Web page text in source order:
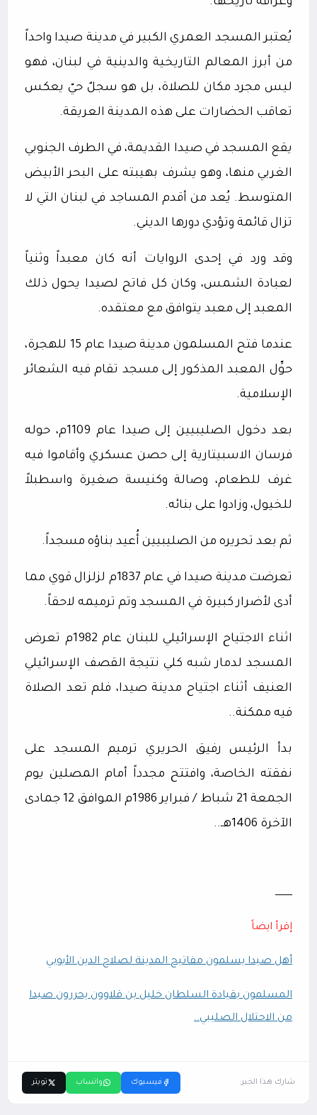
يُعتبر المسجد العمري الكبير في مدينة صيدا واحداً
من أبرز المعالم التاريخية والدينية في لبنان، فهو
ليس مجرد مكان للصلاة، بل هو سجلٌ حيّ يعكس
تعاقب الحضارات على هذه المدينة العريقة.
يقع المسجد في صيدا القديمة، في الطرف الجنوبي
الغربي منها، وهو يشرف بهيبته على البحر الأبيض
المتوسط. يُعد من أقدم المساجد في لبنان التي لا
تزال قائمة وتؤدي دورها الديني.
وقد ورد في إحدى الروايات أنه كان معبداً وثنياً
لعبادة الشمس، وكان كل فاتح لصيدا يحول ذلك
المعبد إلى معبد يتوافق مع معتقده.
عندما فتح المسلمون مدينة صيدا عام 15 للهجرة،
حوِّل المعبد المذكور إلى مسجد تقام فيه الشعائر
الإسلامية.
بعد دخول الصليبيين إلى صيدا عام 1109م، حوله
فرسان الاسبيتارية إلى حصن عسكري وأقاموا فيه
غرف للطعام، وصالة وكنيسة صغيرة واسطبلاً
للخيول، وزادوا على بنائه.
ثم بعد تحريره من الصليبيين أُعيد بناؤه مسجداً.
تعرضت مدينة صيدا في عام 1837م لزلزال قوي مما
أدى لأضرار كبيرة في المسجد وتم ترميمه لاحقاً.
اثناء الاجتياح الإسرائيلي للبنان عام 1982م تعرض
المسجد لدمار شبه كلي نتيجة القصف الإسرائيلي
العنيف أثناء اجتياح مدينة صيدا، فلم تعد الصلاة
فيه ممكنة..
بدأ
الرئيس رفيق الحريري ترميم المسجد على
نفقته الخاصة، وافتتح مجدداً أمام المصلين يوم
الجمعة 21 شباط / فبراير 1986م الموافق 12 جمادى
الآخرة 1406هـ..
ــــــــــــ
إقرأ ايضاً
أهل صيدا يسلمون مفاتيح المدينة لصلاح الدين الأيوبي
المسلمون بقيادة السلطان خليل بن قلاوون يحررون صيدا
من الاحتلال الصليبي..
شارك هذا الخبر: فيسبوك واتساب تويتر